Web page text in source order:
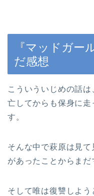
『マッドガー
だ感想
こういういじめの話
亡してからも保身に
す。
そんな中で萩原は見
があったことからまだ
そして唯は復讐しよ